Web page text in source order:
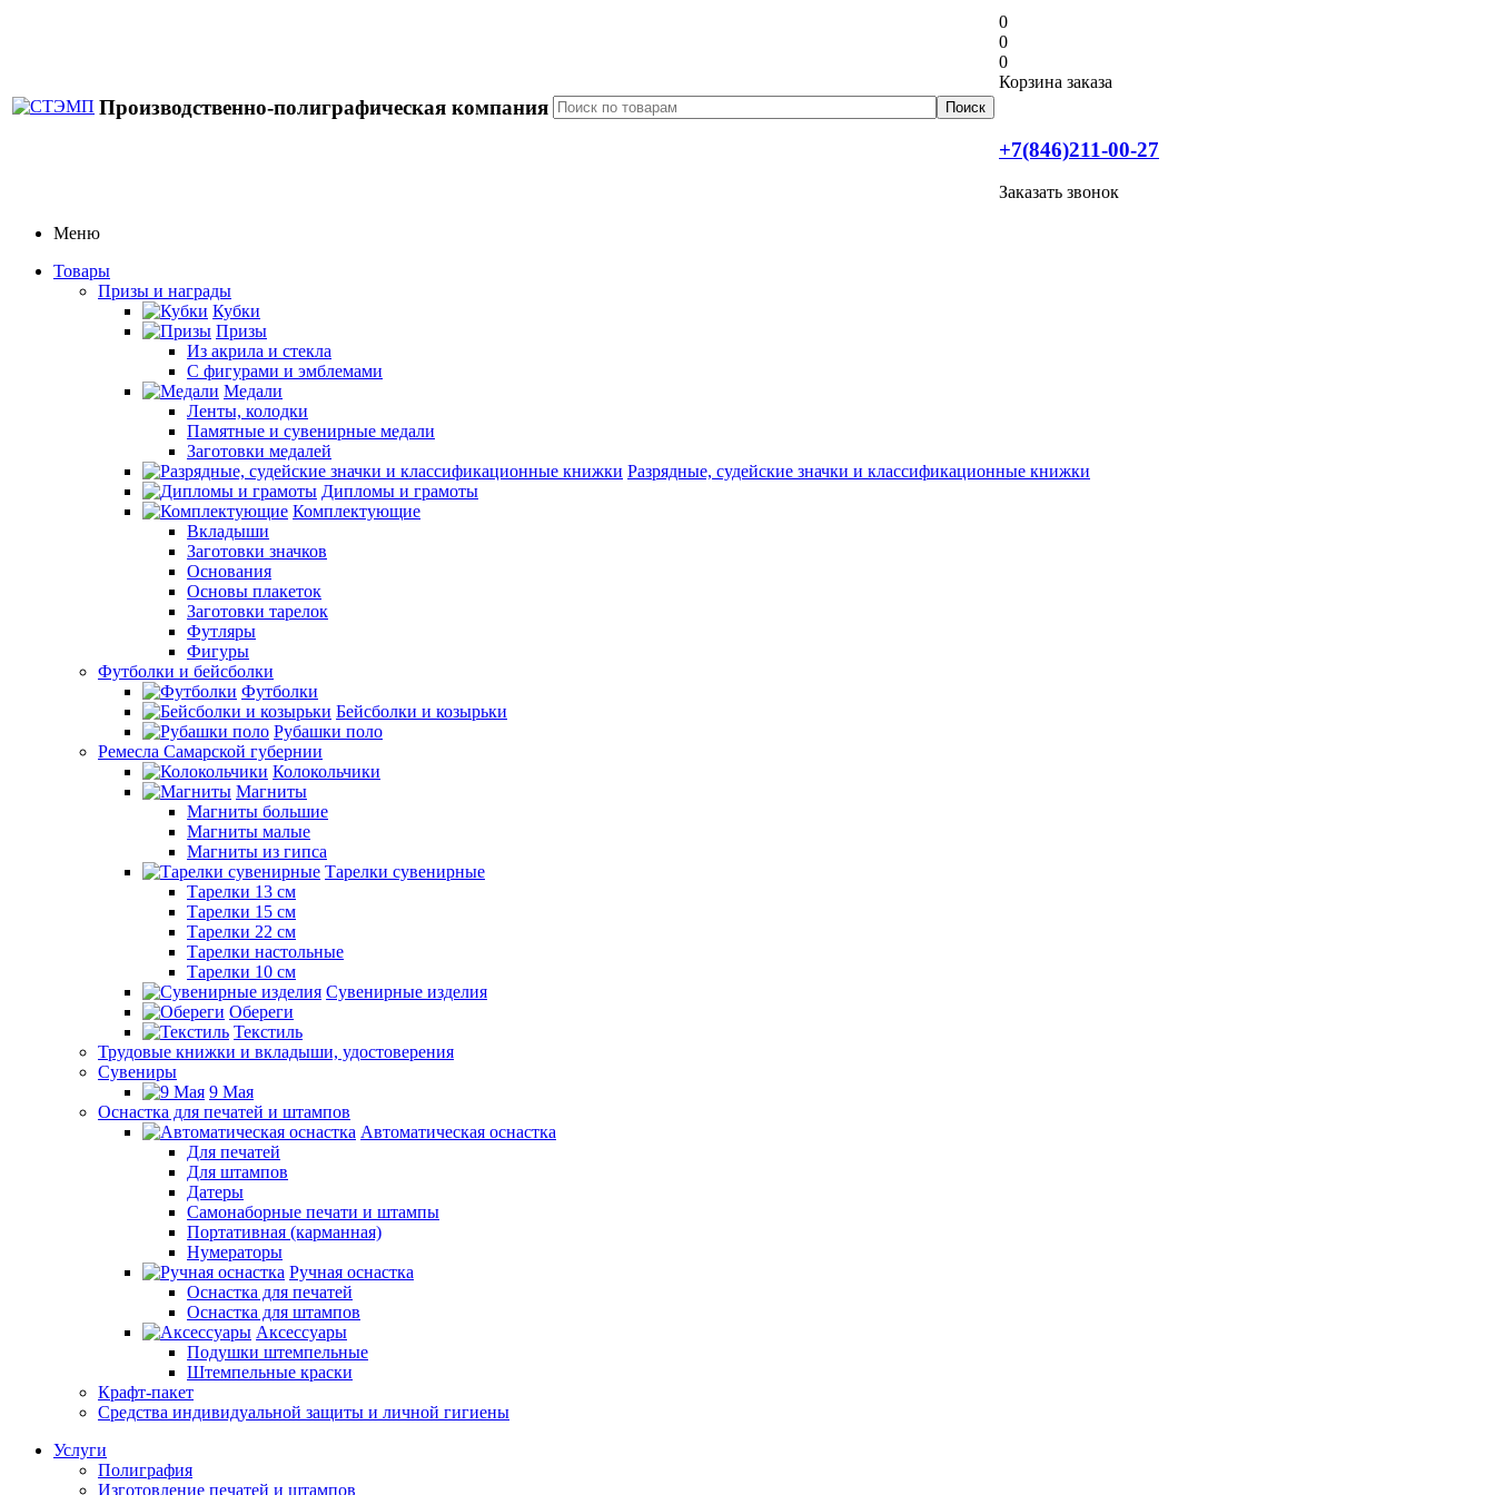
Производственно-полиграфическая компания
0
0
0
Корзина заказа
+7(846)211-00-27
Заказать звонок
Меню
Товары
Призы и награды
Кубки
Призы
Из акрила и стекла
С фигурами и эмблемами
Медали
Ленты, колодки
Памятные и сувенирные медали
Заготовки медалей
Разрядные, судейские значки и классификационные книжки
Дипломы и грамоты
Комплектующие
Вкладыши
Заготовки значков
Основания
Основы плакеток
Заготовки тарелок
Футляры
Фигуры
Футболки и бейсболки
Футболки
Бейсболки и козырьки
Рубашки поло
Ремесла Самарской губернии
Колокольчики
Магниты
Магниты большие
Магниты малые
Магниты из гипса
Тарелки сувенирные
Тарелки 13 см
Тарелки 15 см
Тарелки 22 см
Тарелки настольные
Тарелки 10 см
Сувенирные изделия
Обереги
Текстиль
Трудовые книжки и вкладыши, удостоверения
Сувениры
9 Мая
Оснастка для печатей и штампов
Автоматическая оснастка
Для печатей
Для штампов
Датеры
Самонаборные печати и штампы
Портативная (карманная)
Нумераторы
Ручная оснастка
Оснастка для печатей
Оснастка для штампов
Аксессуары
Подушки штемпельные
Штемпельные краски
Крафт-пакет
Средства индивидуальной защиты и личной гигиены
Услуги
Полиграфия
Изготовление печатей и штампов